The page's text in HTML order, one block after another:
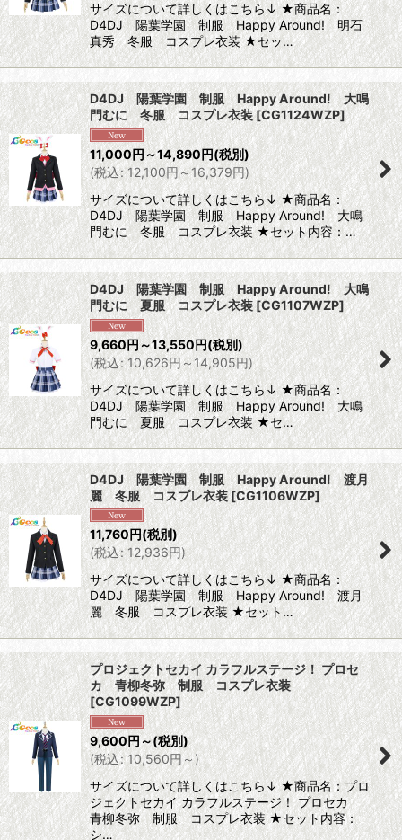
サイズについて詳しくはこちら↓ ★商品名：
D4DJ 陽葉学園 制服 Happy Around! 明石
真秀 冬服 コスプレ衣装 ★セッ…
D4DJ 陽葉学園 制服 Happy Around! 大鳴
門むに 冬服 コスプレ衣装[CG1124WZP]
11,000円 ～14,890円(税別)
(税込: 12,100円～16,379円)
サイズについて詳しくはこちら↓ ★商品名：
D4DJ 陽葉学園 制服 Happy Around! 大鳴
門むに 冬服 コスプレ衣装 ★セット内容：…
D4DJ 陽葉学園 制服 Happy Around! 大鳴
門むに 夏服 コスプレ衣装[CG1107WZP]
9,660円～13,550円(税別)
(税込: 10,626円～14,905円)
サイズについて詳しくはこちら↓ ★商品名：
D4DJ 陽葉学園 制服 Happy Around! 大鳴
門むに 夏服 コスプレ衣装 ★セ…
D4DJ 陽葉学園 制服 Happy Around! 渡月
麗 冬服 コスプレ衣装[CG1106WZP]
11,760円(税別)
(税込: 12,936円)
サイズについて詳しくはこちら↓ ★商品名：
D4DJ 陽葉学園 制服 Happy Around! 渡月
麗 冬服 コスプレ衣装 ★セット…
プロジェクトセカイ カラフルステージ！ プロセ
カ 青柳冬弥 制服 コスプレ衣装
[CG1099WZP]
9,600円～(税別)
(税込: 10,560円～)
サイズについて詳しくはこちら↓ ★商品名：プロ
ジェクトセカイ カラフルステージ！ プロセカ
青柳冬弥 制服 コスプレ衣装 ★セット内容：
シ…